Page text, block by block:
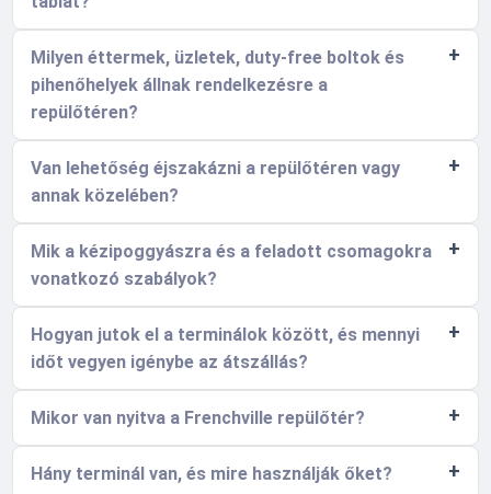
Milyen éttermek, üzletek, duty-free boltok és
pihenőhelyek állnak rendelkezésre a
repülőtéren?
Van lehetőség éjszakázni a repülőtéren vagy
annak közelében?
Mik a kézipoggyászra és a feladott csomagokra
vonatkozó szabályok?
Hogyan jutok el a terminálok között, és mennyi
időt vegyen igénybe az átszállás?
Mikor van nyitva a Frenchville repülőtér?
Hány terminál van, és mire használják őket?